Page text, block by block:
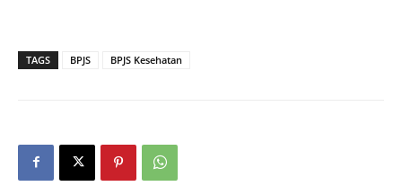
TAGS BPJS BPJS Kesehatan